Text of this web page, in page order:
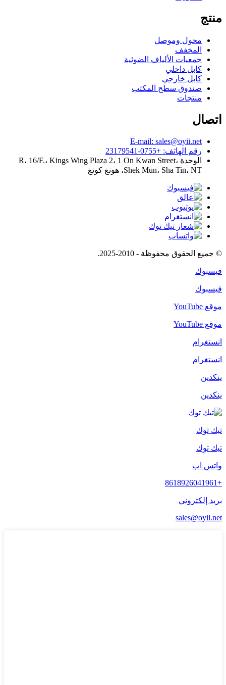
منتج
محول وموصل
المخفف
جمعيات الألياف الضوئية
كابل داخلي
كابل خارجي
صندوق سطح المكتب
منتجات
اتصال
E-mail: sales@oyii.net
رقم الهاتف: +0755-23179541
الوحدة R، 16/F.، Kings Wing Plaza 2، 1 On Kwan Street،
Shek Mun، Sha Tin، NT، هونغ كونغ
© جميع الحقوق محفوظة - 2010-2025.
فيسبوك
فيسبوك
موقع YouTube
موقع YouTube
انستغرام
انستغرام
ينكدين
ينكدين
تيك توك
تيك توك
واتس اب
+8618926041961
بريد إلكتروني
sales@oyii.net